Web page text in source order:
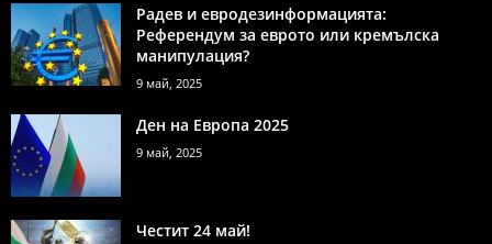
Радев и евродезинформацията:
Референдум за еврото или кремълска
манипулация?
9 май, 2025
Ден на Европа 2025
9 май, 2025
Честит 24 май!